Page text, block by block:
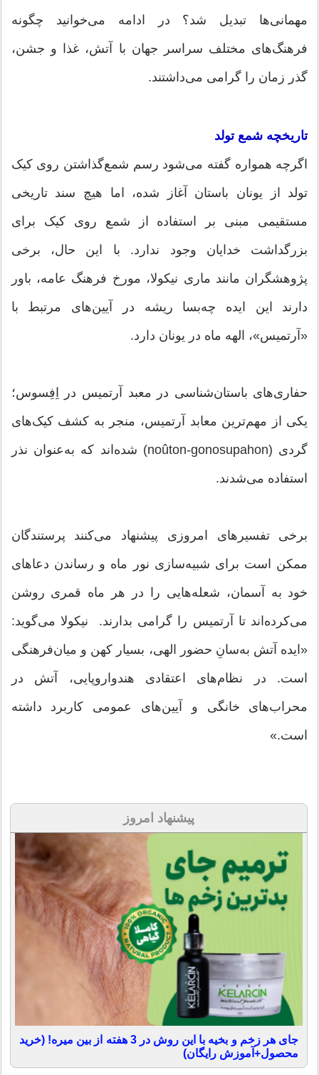
مهمانی‌ها تبدیل شد؟ در ادامه می‌خوانید چگونه
فرهنگ‌های مختلف سراسر جهان با آتش، غذا و جشن،
گذر زمان را گرامی می‌داشتند.
تاریخچه شمع تولد
اگرچه همواره گفته می‌شود رسم شمع‌گذاشتن روی کیک
تولد از یونان باستان آغاز شده، اما هیچ سند تاریخی
مستقیمی مبنی بر استفاده از شمع روی کیک برای
بزرگداشت خدایان وجود ندارد. با این حال، برخی
پژوهشگران مانند ماری نیکولا، مورخ فرهنگ عامه، باور
دارند این ایده چه‌بسا ریشه در آیین‌های مرتبط با
«آرتمیس»، الهه ماه در یونان دارد.
حفاری‌های باستان‌شناسی در معبد آرتمیس در اِفِسوس؛
یکی از مهم‌ترین معابد آرتمیس، منجر به کشف کیک‌های
گردی (noûton-gonosupahon) شده‌اند که به‌عنوان نذر
استفاده می‌شدند.
برخی تفسیرهای امروزی پیشنهاد می‌کنند پرستندگان
ممکن است برای شبیه‌سازی نور ماه و رساندن دعاهای
خود به آسمان، شعله‌هایی را در هر ماه قمری روشن
می‌کرده‌اند تا آرتمیس را گرامی بدارند. نیکولا می‌گوید:
«ایده آتش به‌سانِ حضور الهی، بسیار کهن و میان‌فرهنگی
است. در نظام‌های اعتقادی هندواروپایی، آتش در
محراب‌های خانگی و آیین‌های عمومی کاربرد داشته
است.»
پیشنهاد امروز
جای هر زخم و بخیه با این روش در 3 هفته از بین میره! (خرید
محصول+آموزش رایگان)